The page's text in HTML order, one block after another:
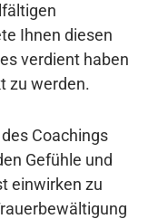
Ihnen diesen
verdient haben
zu werden.
Coachings
Gefühle und
einwirken zu